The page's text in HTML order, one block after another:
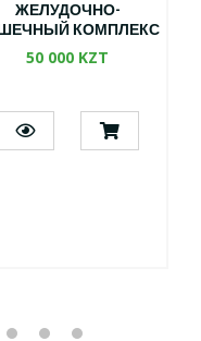
ЖЕЛУДОЧНО-
КОМПЛЕКС
50 000 KZT